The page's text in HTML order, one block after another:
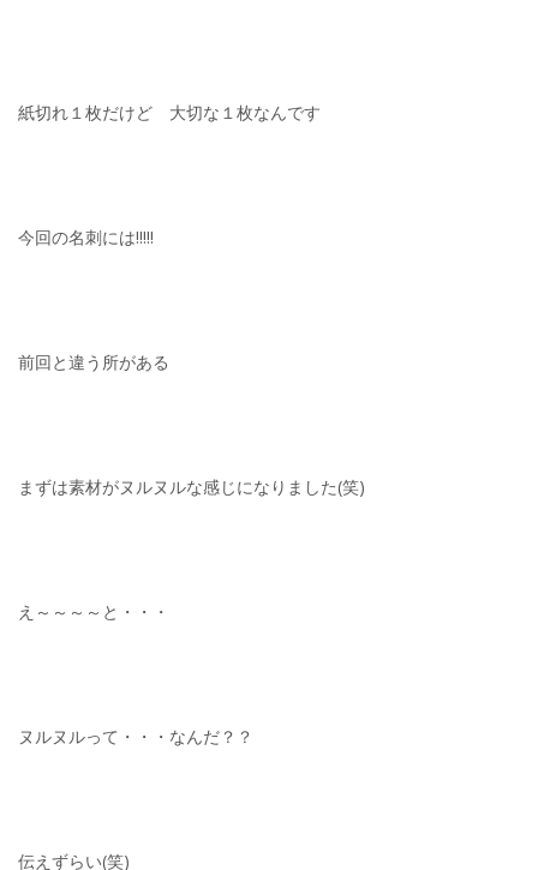
紙切れ１枚だけど 大切な１枚なんです
今回の名刺には!!!!!
前回と違う所がある
まずは素材がヌルヌルな感じになりました(笑)
え～～～～と・・・
ヌルヌルって・・・なんだ？？
伝えずらい(笑)